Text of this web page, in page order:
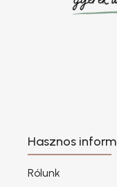
Hasznos
Rólunk